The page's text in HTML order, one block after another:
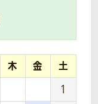
木 金 土
1